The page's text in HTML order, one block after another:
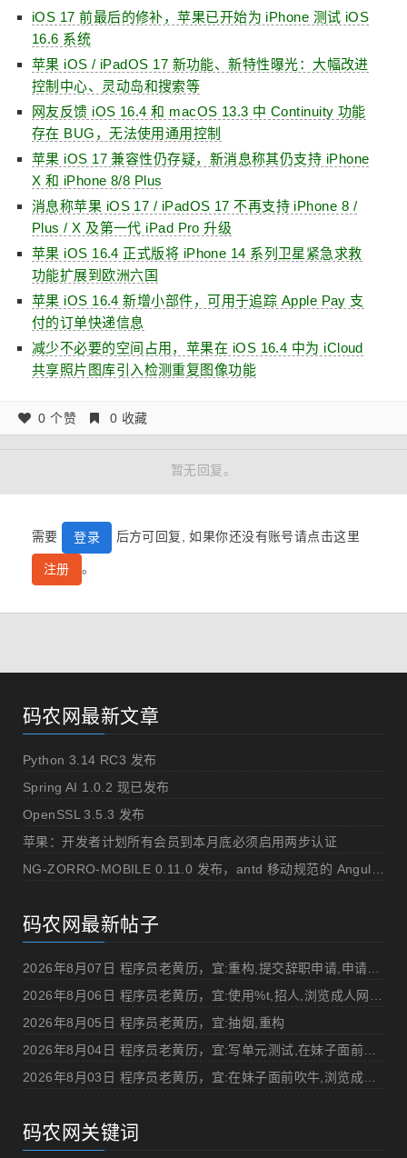
iOS 17 前最后的修补，苹果已开始为 iPhone 测试 iOS
16.6 系统
苹果 iOS / iPadOS 17 新功能、新特性曝光：大幅改进
控制中心、灵动岛和搜索等
网友反馈 iOS 16.4 和 macOS 13.3 中 Continuity 功能
存在 BUG，无法使用通用控制
苹果 iOS 17 兼容性仍存疑，新消息称其仍支持 iPhone
X 和 iPhone 8/8 Plus
消息称苹果 iOS 17 / iPadOS 17 不再支持 iPhone 8 /
Plus / X 及第一代 iPad Pro 升级
苹果 iOS 16.4 正式版将 iPhone 14 系列卫星紧急求救
功能扩展到欧洲六国
苹果 iOS 16.4 新增小部件，可用于追踪 Apple Pay 支
付的订单快递信息
减少不必要的空间占用，苹果在 iOS 16.4 中为 iCloud
共享照片图库引入检测重复图像功能
0 个赞 0 收藏
暂无回复。
需要 登录 后方可回复, 如果你还没有账号请点击这里
注册 。
码农网最新文章
Python 3.14 RC3 发布
Spring AI 1.0.2 现已发布
OpenSSL 3.5.3 发布
苹果：开发者计划所有会员到本月底必须启用两步认证
码农网最新帖子
2026年8月05日 程序员老黄历，宜:抽烟,重构
码农网关键词